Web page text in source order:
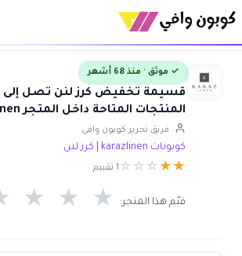
✓ موثق · منذ 68 أشهر
المنتجات المتاحة داخل المتجر karazlinen
فريق تحرير كوبون وافي
كوبونات karazlinen | كرز لنن
★
★
☆
☆
☆ 1 تقييم
قيّم هذا المتجر: ★ ★ ★